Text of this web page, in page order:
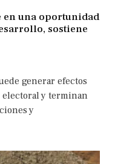
en una oportunidad
sostiene
generar efectos
y terminan
y